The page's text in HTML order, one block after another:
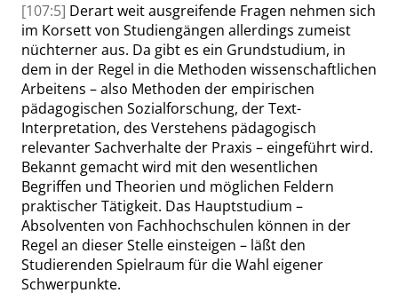
[107:5] Derart weit ausgreifende Fragen nehmen sich
im Korsett von Studiengängen allerdings zumeist
nüchterner aus. Da gibt es ein Grundstudium, in
dem in der Regel in die Methoden wissenschaftlichen
Arbeitens – also Methoden der empirischen
pädagogischen Sozialforschung, der Text-
Interpretation, des Verstehens pädagogisch
relevanter Sachverhalte der Praxis – eingeführt wird.
Bekannt gemacht wird mit den wesentlichen
Begriffen und Theorien und möglichen Feldern
praktischer Tätigkeit. Das Hauptstudium –
Absolventen von Fachhochschulen können in der
Regel an dieser Stelle einsteigen – läßt den
Studierenden Spielraum für die Wahl eigener
Schwerpunkte.